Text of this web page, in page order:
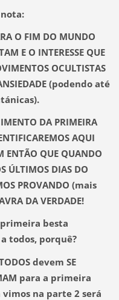
O FIM DO MUNDO
E O INTERESSE QUE
OCULTISTAS
(podendo até
DA PRIMEIRA
AQUI
ENTÃO QUE QUANDO
ÚLTIMOS DIAS DO
PROVANDO (mais
DA VERDADE!
besta
todos, porquê?
devem SE
para a primeira
na parte 2 será